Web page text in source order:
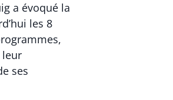
a évoqué la
les 8
leur
ses